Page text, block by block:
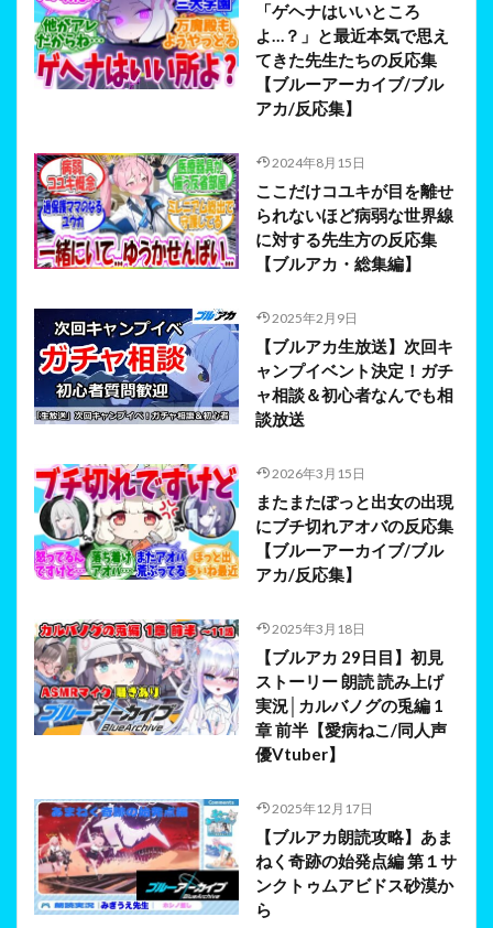
「ゲヘナはいいところ
よ…？」と最近本気で思え
てきた先生たちの反応集
【ブルーアーカイブ/ブル
アカ/反応集】
2024年8月15日
ここだけコユキが目を離せ
られないほど病弱な世界線
に対する先生方の反応集
【ブルアカ・総集編】
2025年2月9日
【ブルアカ生放送】次回キ
ャンプイベント決定！ガチ
ャ相談＆初心者なんでも相
談放送
2026年3月15日
またまたぽっと出女の出現
にブチ切れアオバの反応集
【ブルーアーカイブ/ブル
アカ/反応集】
2025年3月18日
【ブルアカ 29日目】初見
ストーリー 朗読 読み上げ
実況│カルバノグの兎編 1
章 前半【愛病ねこ/同人声
優Vtuber】
2025年12月17日
【ブルアカ朗読攻略】あま
ねく奇跡の始発点編 第１サ
ンクトゥムアビドス砂漠か
ら